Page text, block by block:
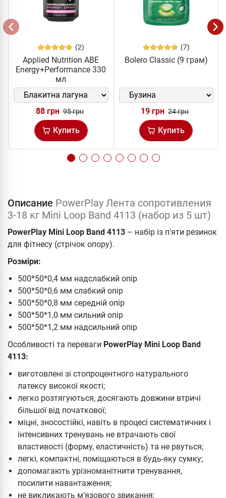
(2)
Applied Nutrition ABE
Energy+Performance 330
мл
88 грн 95 грн
Купить
(7)
Bolero Classic (9 грам)
19 грн 24 грн
Купить
Описание PowerPlay Лента сопротивления
3-18 кг Mini Loop Band 4113 (набор из 5 шт)
PowerPlay Mini Loop Band 4113 – набір із п'яти резинок
для фітнесу (стрічок опору).
Розміри:
500*50*0,4 мм надслабкий опір
500*50*0,6 мм слабкий опір
500*50*0,8 мм середній опір
500*50*1,0 мм сильний опір
500*50*1,2 мм надсильний опір
Особливості та переваги PowerPlay Mini Loop Band
4113:
виготовлені зі стопроцентного натурального
латексу високої якості;
легко розтягуються, досягають довжини втричі
більшої від початкової;
міцні, зносостійкі, навіть в процесі систематичних і
інтенсивних тренувань не втрачають свої
властивості (форму, еластичність) та не рвуться;
легкі, компактні, поміщаються в будь-яку сумку;
допомагають урізноманітнити тренування,
посилити навантаження;
не викликають м’язового звикання;